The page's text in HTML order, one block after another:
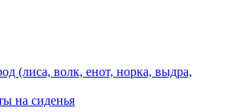
(лиса, волк, енот, норка, выдра,
на сиденья